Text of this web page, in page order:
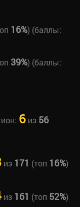
16%) (баллы:
39%) (баллы:
6из 56
из 171 (топ 16%)
из 161 (топ 52%)